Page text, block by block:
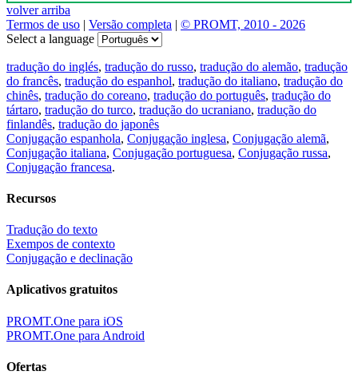
volver arriba
Termos de uso | Versão completa | © PROMT, 2010 - 2026
Select a language
tradução do inglés, tradução do russo, tradução do alemão, tradução
do francês, tradução do espanhol, tradução do italiano, tradução do
chinês, tradução do coreano, tradução do português, tradução do
tártaro, tradução do turco, tradução do ucraniano, tradução do
finlandês, tradução do japonês
Conjugação espanhola, Conjugação inglesa, Conjugação alemã,
Conjugação italiana, Conjugação portuguesa, Conjugação russa,
Conjugação francesa.
Recursos
Tradução do texto
Exempos de contexto
Conjugação e declinação
Aplicativos gratuitos
PROMT.One para iOS
PROMT.One para Android
Ofertas